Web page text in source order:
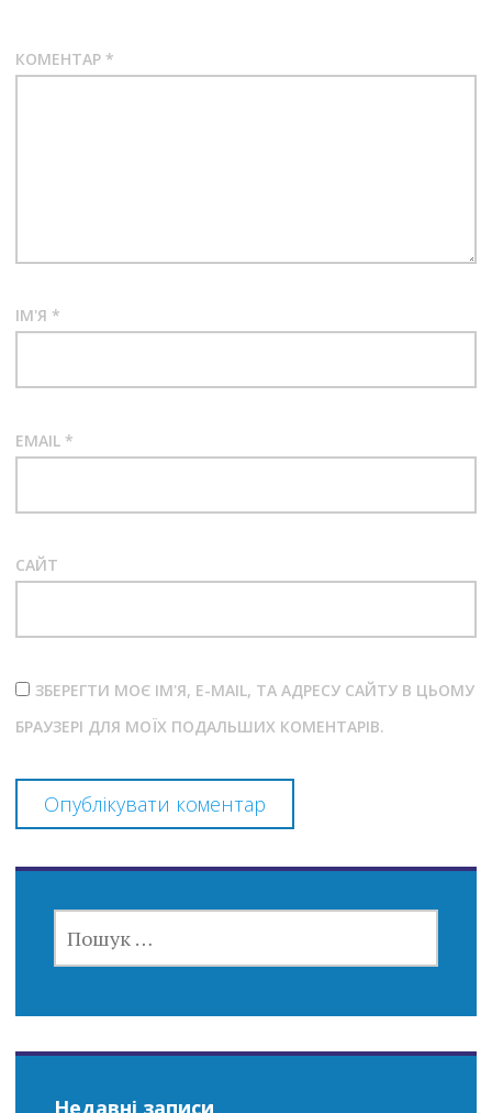
КОМЕНТАР *
ІМ'Я *
EMAIL *
САЙТ
ЗБЕРЕГТИ МОЄ ІМ'Я, E-MAIL, ТА АДРЕСУ САЙТУ В ЦЬОМУ
БРАУЗЕРІ ДЛЯ МОЇХ ПОДАЛЬШИХ КОМЕНТАРІВ.